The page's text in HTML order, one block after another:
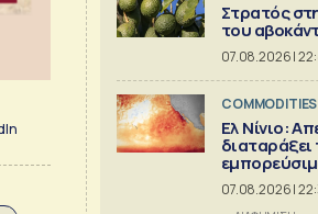
Στρατός
του
07.08.2026 |
COMMODITIES
Ελ Νίνιο:
διαταράξει
στον κόσμο
07.08.2026 |